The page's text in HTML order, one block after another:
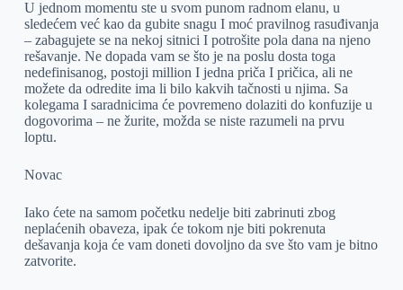
U jednom momentu ste u svom punom radnom elanu, u
sledećem već kao da gubite snagu I moć pravilnog rasuđivanja
– zabagujete se na nekoj sitnici I potrošite pola dana na njeno
rešavanje. Ne dopada vam se što je na poslu dosta toga
nedefinisanog, postoji million I jedna priča I pričica, ali ne
možete da odredite ima li bilo kakvih tačnosti u njima. Sa
kolegama I saradnicima će povremeno dolaziti do konfuzije u
dogovorima – ne žurite, možda se niste razumeli na prvu
loptu.
Novac
Iako ćete na samom početku nedelje biti zabrinuti zbog
neplaćenih obaveza, ipak će tokom nje biti pokrenuta
dešavanja koja će vam doneti dovoljno da sve što vam je bitno
zatvorite.